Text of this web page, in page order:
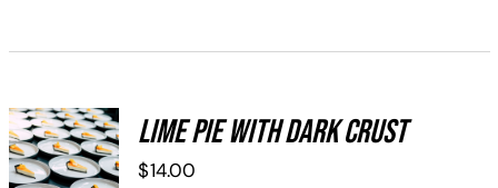
ADD TO
CART
/
Lime Pie With Dark Crust
$14.00